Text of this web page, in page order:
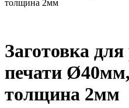
толщина 2мм
Заготовка
печати
толщина 2мм